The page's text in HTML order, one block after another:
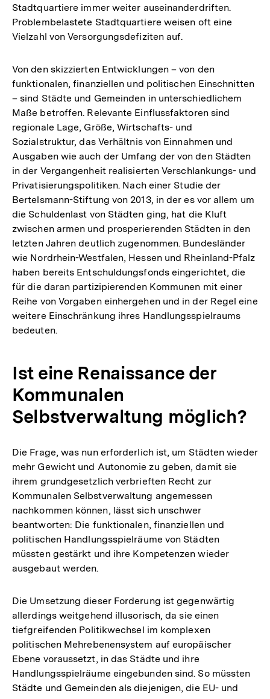
Stadtquartiere immer weiter auseinanderdriften.
Problembelastete Stadtquartiere weisen oft eine
Vielzahl von Versorgungsdefiziten auf.
Von den skizzierten Entwicklungen – von den
funktionalen, finanziellen und politischen Einschnitten
– sind Städte und Gemeinden in unterschiedlichem
Maße betroffen. Relevante Einflussfaktoren sind
regionale Lage, Größe, Wirtschafts- und
Sozialstruktur, das Verhältnis von Einnahmen und
Ausgaben wie auch der Umfang der von den Städten
in der Vergangenheit realisierten Verschlankungs- und
Privatisierungspolitiken. Nach einer Studie der
Bertelsmann-Stiftung von 2013, in der es vor allem um
die Schuldenlast von Städten ging, hat die Kluft
zwischen armen und prosperierenden Städten in den
letzten Jahren deutlich zugenommen. Bundesländer
wie Nordrhein-Westfalen, Hessen und Rheinland-Pfalz
haben bereits Entschuldungsfonds eingerichtet, die
für die daran partizipierenden Kommunen mit einer
Reihe von Vorgaben einhergehen und in der Regel eine
weitere Einschränkung ihres Handlungsspielraums
bedeuten.
Ist eine Renaissance der
Kommunalen
Selbstverwaltung möglich?
Die Frage, was nun erforderlich ist, um Städten wieder
mehr Gewicht und Autonomie zu geben, damit sie
ihrem grundgesetzlich verbrieften Recht zur
Kommunalen Selbstverwaltung angemessen
nachkommen können, lässt sich unschwer
beantworten: Die funktionalen, finanziellen und
politischen Handlungsspielräume von Städten
müssten gestärkt und ihre Kompetenzen wieder
ausgebaut werden.
Die Umsetzung dieser Forderung ist gegenwärtig
allerdings weitgehend illusorisch, da sie einen
tiefgreifenden Politikwechsel im komplexen
politischen Mehrebenensystem auf europäischer
Ebene voraussetzt, in das Städte und ihre
Handlungsspielräume eingebunden sind. So müssten
Städte und Gemeinden als diejenigen, die EU- und